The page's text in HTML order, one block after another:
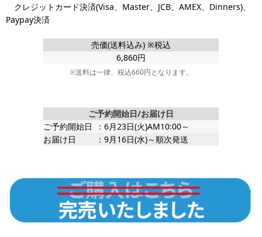
クレジットカード決済(Visa、Master、JCB、AMEX、Dinners)、
Paypay決済
売価(送料込み) ※税込
6,860円
※送料は一律、税込660円となります。
ご予約開始日/お届け日
ご予約開始日
お届け日
：6月23日(火)AM10:00～
：9月16日(水)～順次発送